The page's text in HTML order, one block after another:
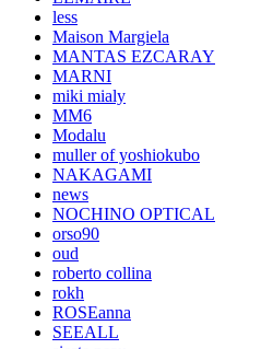
less
Maison Margiela
MANTAS EZCARAY
MARNI
miki mialy
MM6
Modalu
muller of yoshiokubo
NAKAGAMI
news
NOCHINO OPTICAL
orso90
oud
roberto collina
rokh
ROSEanna
SEEALL